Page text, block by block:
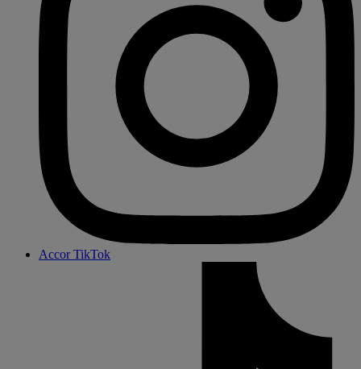
Accor TikTok